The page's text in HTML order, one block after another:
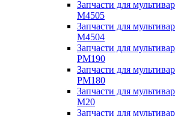
Запчасти для
M4505
Запчасти для
M4504
Запчасти для
PM190
Запчасти для
PM180
Запчасти для
M20
Запчасти для